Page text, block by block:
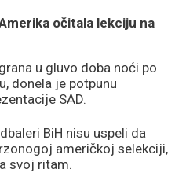
očitala lekciju na
u gluvo doba noći po
donela je potpunu
SAD.
BiH nisu uspeli da
američkoj selekciji,
svoj ritam.